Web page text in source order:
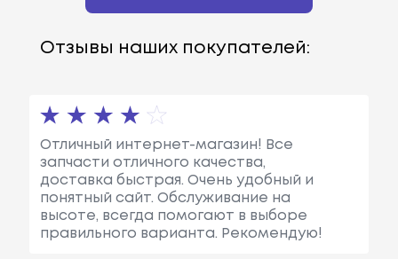
Отзывы наших покупателей:
Отличный интернет-магазин! Все
запчасти отличного качества,
доставка быстрая. Очень удобный и
понятный сайт. Обслуживание на
высоте, всегда помогают в выборе
правильного варианта. Рекомендую!